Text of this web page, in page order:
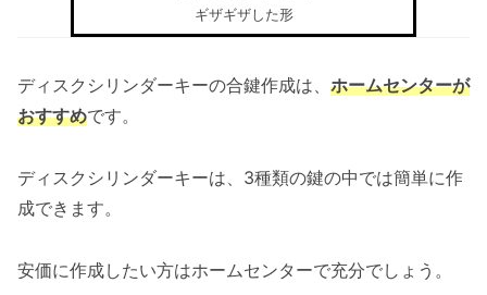
ギザギザした形
ディスクシリンダーキーの合鍵作成は、 ホームセンターが
おすすめです。
ディスクシリンダーキーは、3種類の鍵の中では簡単に作
成できます。
安価に作成したい方はホームセンターで充分でしょう。